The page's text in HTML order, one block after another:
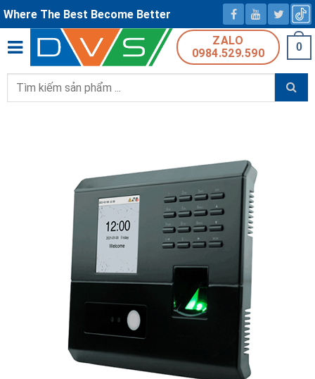
Where The Best Become Better
ZALO
0984.529.590
0
Tìm
kiếm: